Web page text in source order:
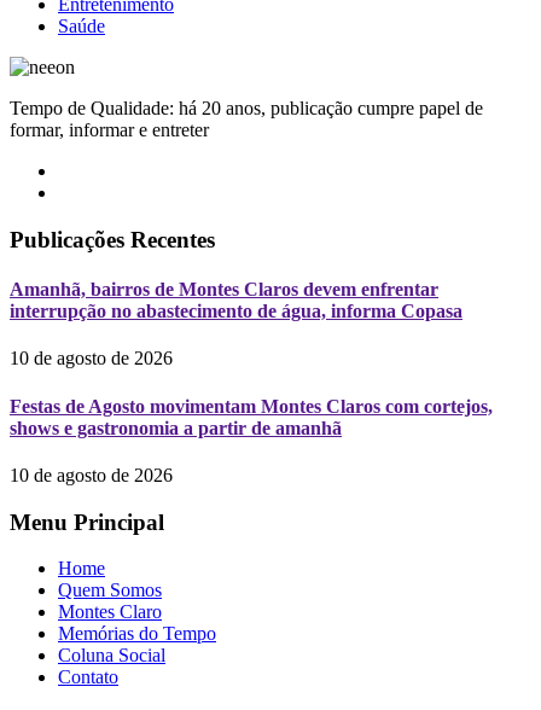
Entretenimento
Saúde
Tempo de Qualidade: há 20 anos, publicação cumpre papel de
formar, informar e entreter
Publicações Recentes
Amanhã, bairros de Montes Claros devem enfrentar
interrupção no abastecimento de água, informa Copasa
10 de agosto de 2026
Festas de Agosto movimentam Montes Claros com cortejos,
shows e gastronomia a partir de amanhã
10 de agosto de 2026
Menu Principal
Home
Quem Somos
Montes Claro
Memórias do Tempo
Coluna Social
Contato